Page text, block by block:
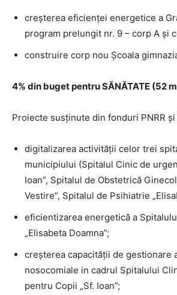
creșterea eficienței energetice a
program prelungit nr. 9 – corp A și
construire corp nou Școala
4% din buget pentru SĂNĂTATE (52
Proiecte susținute din fonduri PNRR
digitalizarea activității celor trei
municipiului (Spitalul Cinic de
Ioan”, Spitalul de Obstetrică
Vestire”, Spitalul de Psihiatrie
eficientizarea energetică a
„Elisabeta Doamna”;
creșterea capacității de gestionare
nosocomiale in cadrul Spitalului
pentru Copii „Sf. Ioan”;